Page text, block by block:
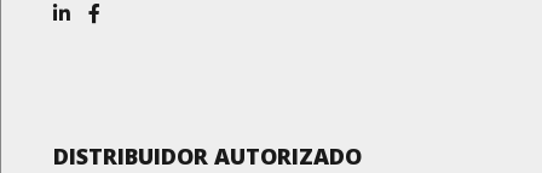
DISTRIBUIDOR AUTORIZADO